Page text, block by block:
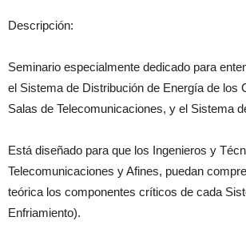
Descripción:
Seminario especialmente dedicado para
el Sistema de Distribución de Energía de los
Salas de Telecomunicaciones, y el Sistema
Está diseñado para que los Ingenieros y
Telecomunicaciones y Afines, puedan
teórica los componentes críticos de cada
Enfriamiento).